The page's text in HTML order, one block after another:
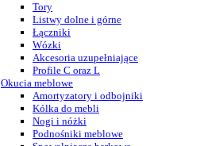
Tory
Listwy dolne i górne
Łączniki
Wózki
Akcesoria uzupełniające
Profile C oraz L
Okucia meblowe
Amortyzatory i odbojniki
Kólka do mebli
Nogi i nóżki
Podnośniki meblowe